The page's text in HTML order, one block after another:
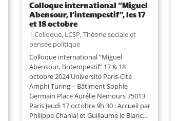
Colloque international “Miguel
Abensour, l’intempestif”, les 17
et 18 octobre
| Colloque, LCSP,Théorie sociale et
pensée politique
Colloque international “Miguel
Abensour, l’intempestif” 17 & 18
octobre 2024 Université Paris-Cité
Amphi Turing – Bâtiment Sophie
Germain Place Aurélie Nemours 75013
Paris Jeudi 17 octobre 9h 30 : Accueil par
Philippe Chanial et Guillaume le Blanc...